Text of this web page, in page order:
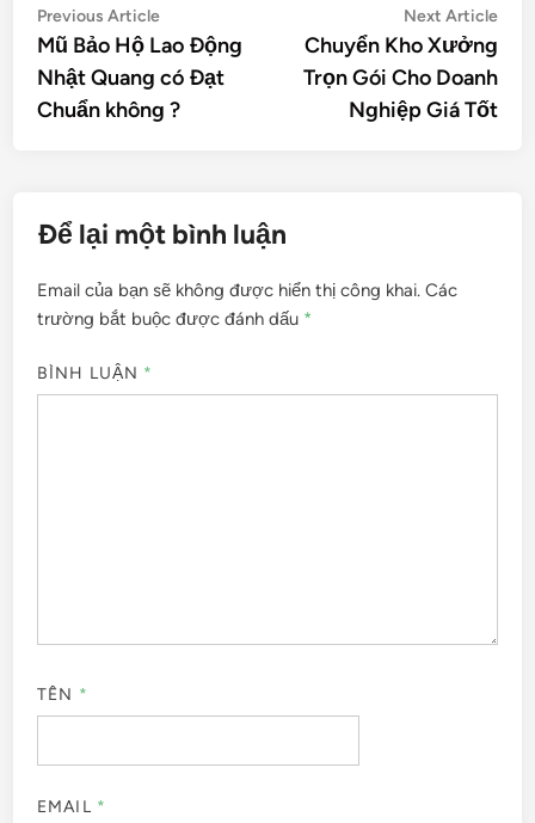
Điều
hướng
bài
viết
Previous ArticlePrevious
article:
Mũ Bảo Hộ Lao Động
Nhật Quang có Đạt
Chuẩn không ?
Next Article
Chuyển Kho Xưởng
Trọn Gói Cho Doanh
Nghiệp Giá Tốt
Để lại một bình luận
Email của bạn sẽ không được hiển thị công khai. Các
trường bắt buộc được đánh dấu *
BÌNH LUẬN *
TÊN *
EMAIL *